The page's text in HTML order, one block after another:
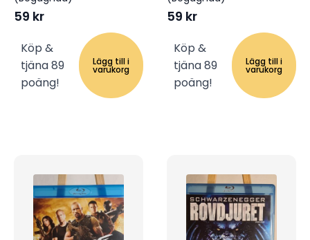
59 kr
Köp &
tjäna 89
poäng!
Lägg till i
varukorg
59 kr
Köp &
tjäna 89
poäng!
Lägg till i
varukorg